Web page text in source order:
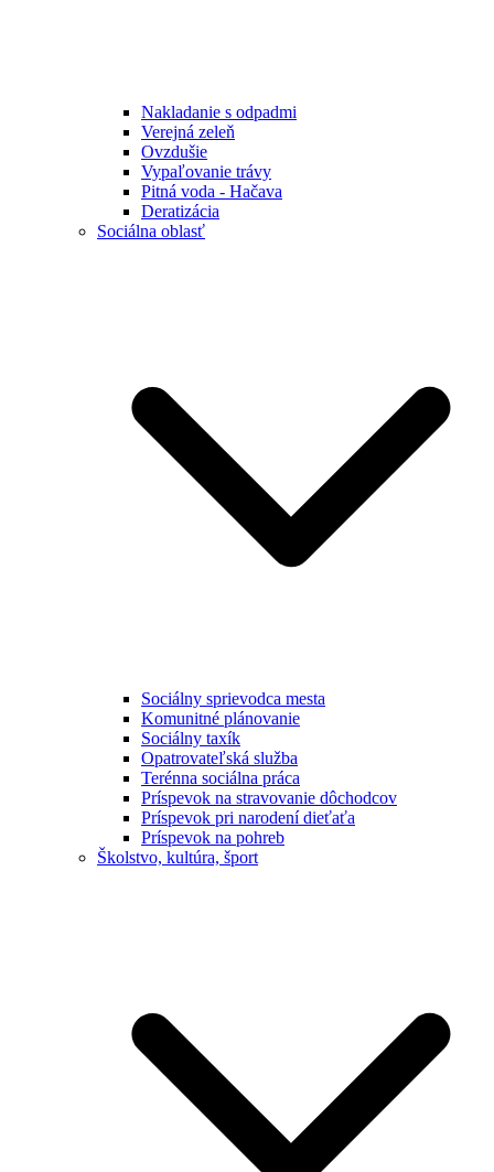
Nakladanie s odpadmi
Verejná zeleň
Ovzdušie
Vypaľovanie trávy
Pitná voda - Hačava
Deratizácia
Sociálna oblasť
Sociálny sprievodca mesta
Komunitné plánovanie
Sociálny taxík
Opatrovateľská služba
Terénna sociálna práca
Príspevok na stravovanie dôchodcov
Príspevok pri narodení dieťaťa
Príspevok na pohreb
Školstvo, kultúra, šport